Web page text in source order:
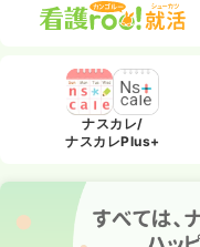
ナスカレ/
ナスカレPlus+